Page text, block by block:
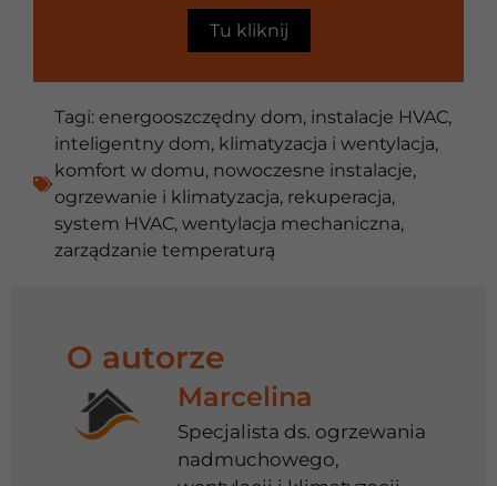
Tu kliknij
Tagi: energooszczędny dom, instalacje HVAC,
inteligentny dom, klimatyzacja i wentylacja,
komfort w domu, nowoczesne instalacje,
ogrzewanie i klimatyzacja, rekuperacja,
system HVAC, wentylacja mechaniczna,
zarządzanie temperaturą
O autorze
Marcelina
Specjalista ds. ogrzewania
nadmuchowego,